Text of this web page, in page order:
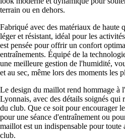
terrain ou en dehors.
Fabriqué avec des matériaux de haute
léger et résistant, idéal pour les
est pensée pour offrir un confort
entraînements. Équipé de la
une meilleure gestion de l'humidité,
et au sec, même lors des moments les
Le design du maillot rend hommage à
Lyonnais, avec des détails soignés qui
du club. Que ce soit pour encourager
pour une séance d'entraînement ou
maillot est un indispensable pour toute
club.